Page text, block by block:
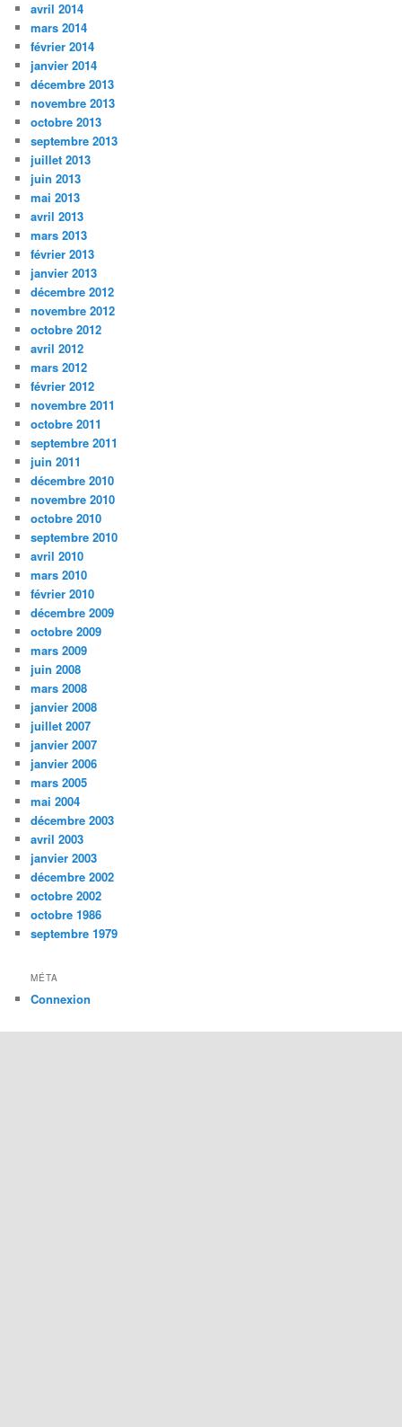
avril 2014
mars 2014
février 2014
janvier 2014
décembre 2013
novembre 2013
octobre 2013
septembre 2013
juillet 2013
juin 2013
mai 2013
avril 2013
mars 2013
février 2013
janvier 2013
décembre 2012
novembre 2012
octobre 2012
avril 2012
mars 2012
février 2012
novembre 2011
octobre 2011
septembre 2011
juin 2011
décembre 2010
novembre 2010
octobre 2010
septembre 2010
avril 2010
mars 2010
février 2010
décembre 2009
octobre 2009
mars 2009
juin 2008
mars 2008
janvier 2008
juillet 2007
janvier 2007
janvier 2006
mars 2005
mai 2004
décembre 2003
avril 2003
janvier 2003
décembre 2002
octobre 2002
octobre 1986
septembre 1979
MÉTA
Connexion